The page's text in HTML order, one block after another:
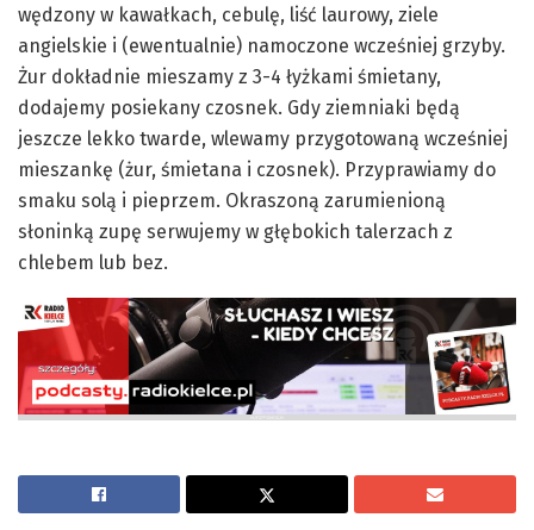
wędzony w kawałkach, cebulę, liść laurowy, ziele
angielskie i (ewentualnie) namoczone wcześniej grzyby.
Żur dokładnie mieszamy z 3-4 łyżkami śmietany,
dodajemy posiekany czosnek. Gdy ziemniaki będą
jeszcze lekko twarde, wlewamy przygotowaną wcześniej
mieszankę (żur, śmietana i czosnek). Przyprawiamy do
smaku solą i pieprzem. Okraszoną zarumienioną
słoninką zupę serwujemy w głębokich talerzach z
chlebem lub bez.